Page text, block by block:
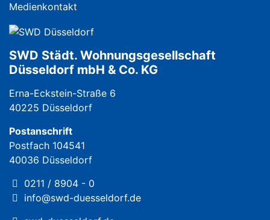
Medienkontakt
SWD Städt. Wohnungsgesellschaft
Düsseldorf mbH & Co. KG
Erna-Eckstein-Straße 6
40225 Düsseldorf
Postanschrift
Postfach 104541
40036 Düsseldorf
0211 / 8904 - 0
info@swd-duesseldorf.de